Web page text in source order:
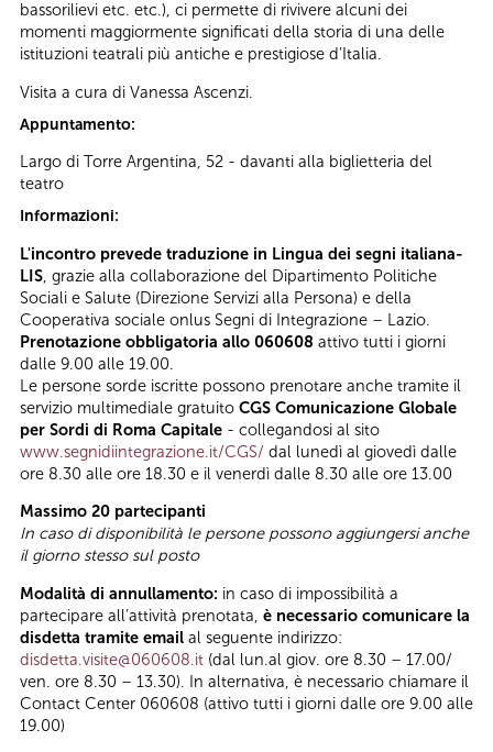
bassorilievi etc. etc.), ci permette di rivivere alcuni dei
momenti maggiormente significati della storia di una delle
istituzioni teatrali più antiche e prestigiose d’Italia.
Visita a cura di Vanessa Ascenzi.
Appuntamento:
Largo di Torre Argentina, 52 - davanti alla biglietteria del
teatro
Informazioni:
L'incontro prevede traduzione in Lingua dei segni italiana-
LIS, grazie alla collaborazione del Dipartimento Politiche
Sociali e Salute (Direzione Servizi alla Persona) e della
Cooperativa sociale onlus Segni di Integrazione – Lazio.
Prenotazione obbligatoria allo 060608 attivo tutti i giorni
dalle 9.00 alle 19.00.
Le persone sorde iscritte possono prenotare anche tramite il
servizio multimediale gratuito CGS Comunicazione Globale
per Sordi di Roma Capitale - collegandosi al sito
www.segnidiintegrazione.it/CGS/ dal lunedì al giovedì dalle
ore 8.30 alle ore 18.30 e il venerdì dalle 8.30 alle ore 13.00
Massimo 20 partecipanti
In caso di disponibilità le persone possono aggiungersi anche
il giorno stesso sul posto
Modalità di annullamento: in caso di impossibilità a
partecipare all’attività prenotata, è necessario comunicare la
disdetta tramite email al seguente indirizzo:
disdetta.visite@060608.it (dal lun.al giov. ore 8.30 – 17.00/
ven. ore 8.30 – 13.30). In alternativa, è necessario chiamare il
Contact Center 060608 (attivo tutti i giorni dalle ore 9.00 alle
19.00)